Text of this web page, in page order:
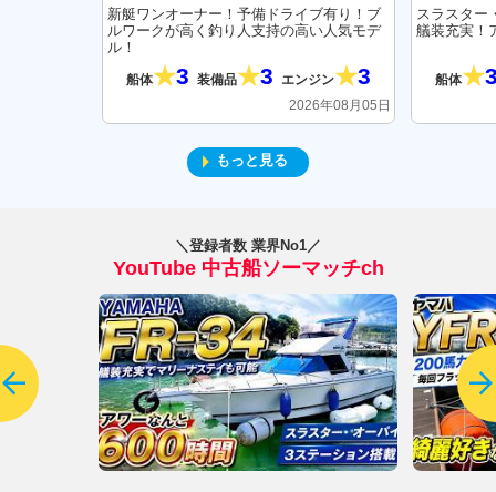
新艇ワンオーナー！予備ドライブ有り！ブ
ルワークが高く釣り人支持の高い人気モデ
ル！
船体 3 装備品 3 エンジン 3
2026年08月05日
スラスター
艤装充実！
船体
もっと見る
＼登録者数 業界No1／
YouTube 中古船ソーマッチch